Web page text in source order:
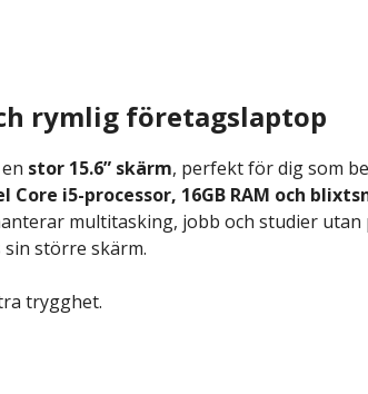
rymlig företagslaptop
stor 15.6” skärm, perfekt för dig som
Core i5-processor, 16GB RAM och
multitasking, jobb och studier utan
större skärm.
trygghet.